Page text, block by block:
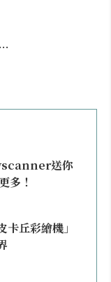
送你
多！
丘彩繪機」